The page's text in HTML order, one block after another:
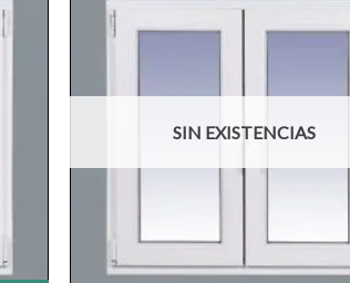
lista
SIN EXISTENCIAS